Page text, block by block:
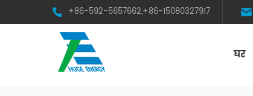
+86-592-5657662,+86-15080327917
घर